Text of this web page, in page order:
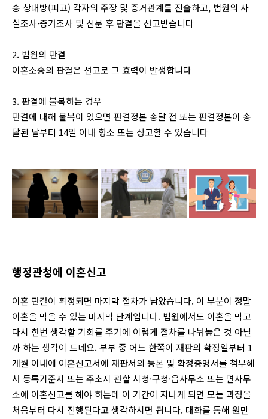
송 상대방(피고) 각자의 주장 및 증거관계를 진술하고, 법원의 사
실조사·증거조사 및 신문 후 판결을 선고받습니다
2. 법원의 판결
이혼소송의 판결은 선고로 그 효력이 발생합니다
3. 판결에 불복하는 경우
판결에 대해 불복이 있으면 판결정본 송달 전 또는 판결정본이 송
달된 날부터 14일 이내 항소 또는 상고할 수 있습니다
행정관청에 이혼신고
이혼 판결이 확정되면 마지막 절차가 남았습니다. 이 부분이 정말
이혼을 막을 수 있는 마지막 단계입니다. 법원에서도 이혼을 막고
다시 한번 생각할 기회를 주기에 이렇게 절차를 나눠놓은 것 아닐
까 하는 생각이 드네요. 부부 중 어느 한쪽이 재판의 확정일부터 1
개월 이내에 이혼신고서에 재판서의 등본 및 확정증명서를 첨부해
서 등록기준지 또는 주소지 관할 시청·구청·읍사무소 또는 면사무
소에 이혼신고를 해야 하는데 이 기간이 지나게 되면 모든 과정을
처음부터 다시 진행된다고 생각하시면 됩니다. 대화를 통해 원만